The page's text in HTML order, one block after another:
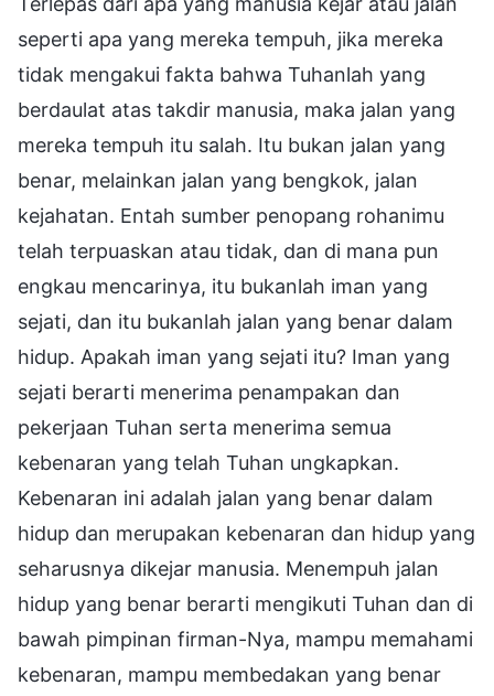
seperti apa yang mereka tempuh, jika mereka
tidak mengakui fakta bahwa Tuhanlah yang
berdaulat atas takdir manusia, maka jalan yang
mereka tempuh itu salah. Itu bukan jalan yang
benar, melainkan jalan yang bengkok, jalan
kejahatan. Entah sumber penopang rohanimu
telah terpuaskan atau tidak, dan di mana pun
engkau mencarinya, itu bukanlah iman yang
sejati, dan itu bukanlah jalan yang benar dalam
hidup. Apakah iman yang sejati itu? Iman yang
sejati berarti menerima penampakan dan
pekerjaan Tuhan serta menerima semua
kebenaran yang telah Tuhan ungkapkan.
Kebenaran ini adalah jalan yang benar dalam
hidup dan merupakan kebenaran dan hidup yang
seharusnya dikejar manusia. Menempuh jalan
hidup yang benar berarti mengikuti Tuhan dan di
bawah pimpinan firman-Nya, mampu memahami
kebenaran, mampu membedakan yang benar